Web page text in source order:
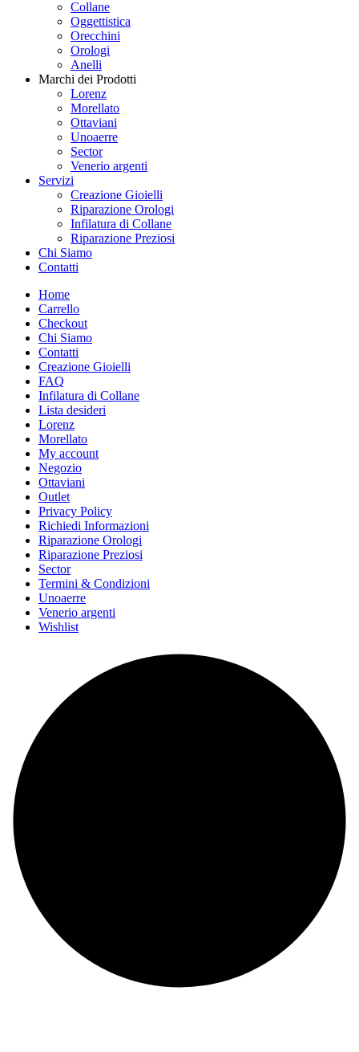
Collane
Oggettistica
Orecchini
Orologi
Anelli
Marchi dei Prodotti
Lorenz
Morellato
Ottaviani
Unoaerre
Sector
Venerio argenti
Servizi
Creazione Gioielli
Riparazione Orologi
Infilatura di Collane
Riparazione Preziosi
Chi Siamo
Contatti
Home
Carrello
Checkout
Chi Siamo
Contatti
Creazione Gioielli
FAQ
Infilatura di Collane
Lista desideri
Lorenz
Morellato
My account
Negozio
Ottaviani
Outlet
Privacy Policy
Richiedi Informazioni
Riparazione Orologi
Riparazione Preziosi
Sector
Termini & Condizioni
Unoaerre
Venerio argenti
Wishlist